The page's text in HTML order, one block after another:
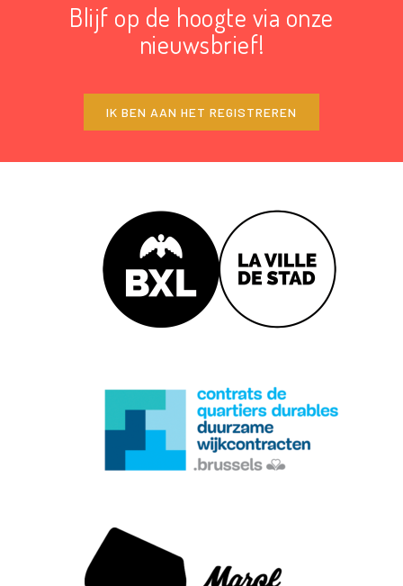
Blijf op de hoogte via onze
nieuwsbrief!
IK BEN AAN HET REGISTREREN